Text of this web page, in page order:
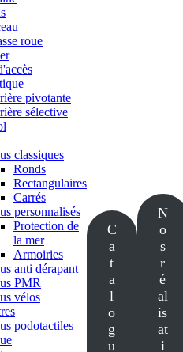
roue
pivotante
sélective
classiques
Ronds
Rectangulaires
Carrés
personnalisés
Protection de
la mer
Armoiries
anti dérapant
PMR
vélos
podotactiles
C
a
t
a
l
o
g
u
N
o
s
r
é
al
is
at
i